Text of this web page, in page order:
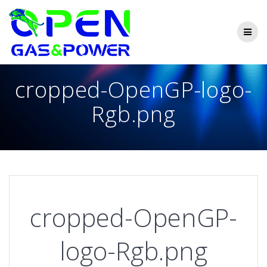
cropped-OpenGP-logo-
Rgb.png
cropped-OpenGP-
logo-Rgb.png